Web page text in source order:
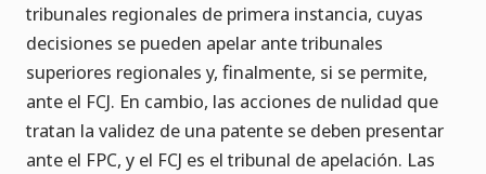
tribunales regionales de primera instancia, cuyas
decisiones se pueden apelar ante tribunales
superiores regionales y, finalmente, si se permite,
ante el FCJ. En cambio, las acciones de nulidad que
tratan la validez de una patente se deben presentar
ante el FPC, y el FCJ es el tribunal de apelación. Las